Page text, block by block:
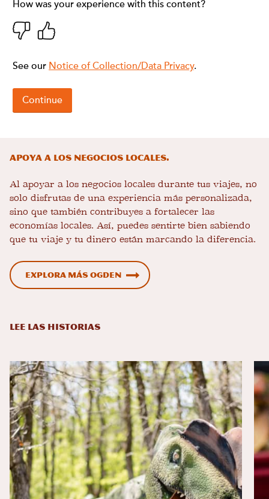
Apoya a los negocios locales.
Al apoyar a los negocios locales durante tus viajes, no
solo disfrutas de una experiencia más personalizada,
sino que también contribuyes a fortalecer las
economías locales. Así, puedes sentirte bien sabiendo
que tu viaje y tu dinero están marcando la diferencia.
Explora más Ogden
LEE LAS HISTORIAS